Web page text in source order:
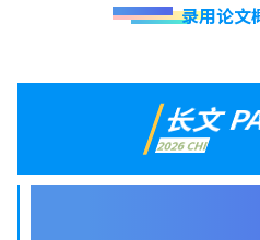
录用论文
长文
2026 CHI